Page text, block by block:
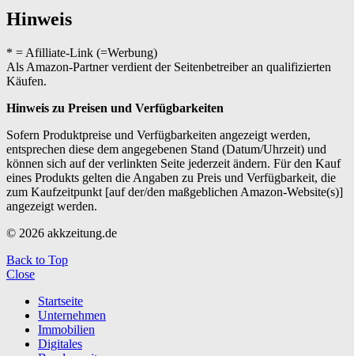
Hinweis
* = Afilliate-Link (=Werbung)
Als Amazon-Partner verdient der Seitenbetreiber an qualifizierten
Käufen.
Hinweis zu Preisen und Verfügbarkeiten
Sofern Produktpreise und Verfügbarkeiten angezeigt werden,
entsprechen diese dem angegebenen Stand (Datum/Uhrzeit) und
können sich auf der verlinkten Seite jederzeit ändern. Für den Kauf
eines Produkts gelten die Angaben zu Preis und Verfügbarkeit, die
zum Kaufzeitpunkt [auf der/den maßgeblichen Amazon-Website(s)]
angezeigt werden.
© 2026 akkzeitung.de
Back to Top
Close
Startseite
Unternehmen
Immobilien
Digitales